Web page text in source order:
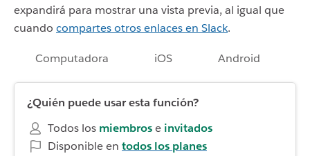
expandirá para mostrar una vista previa, al igual que
cuando compartes otros enlaces en Slack.
Computadora iOS Android
¿Quién puede usar esta función?
Todos los miembrose invitados
Disponible en todos los planes